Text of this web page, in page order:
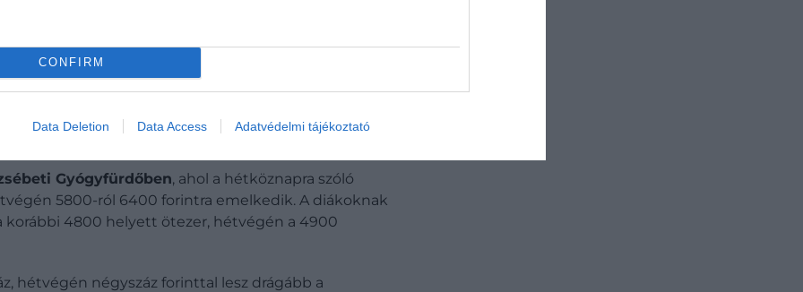
CONFIRM
Data Deletion Data Access Adatvédelmi tájékoztató
jegy ára 5700-ról 6200 forintra növekszik, és csakúgy
belépés. A sportzónára és a wellnessre vonatkozó
hétvégén pedig 4600 helyett ötezer forintra nő. A
is megemelték: hétköznap háromszáz, hétvégén
3700 forintot jelent.
Gyógyfürdőben, ahol a hétköznapra szóló
5800-ról 6400 forintra emelkedik. A diákoknak
4800 helyett ötezer, hétvégén a 4900
hétvégén négyszáz forinttal lesz drágább a